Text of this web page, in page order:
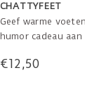
CHATTYFEET
Geef warme
humor cadeau aan
One size fits all
€12,50